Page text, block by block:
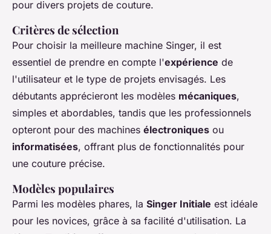
pour divers projets de couture.
Critères de sélection
Pour choisir la meilleure machine Singer, il est
essentiel de prendre en compte l'expérience de
l'utilisateur et le type de projets envisagés. Les
débutants apprécieront les modèles mécaniques,
simples et abordables, tandis que les professionnels
opteront pour des machines électroniques ou
informatisées, offrant plus de fonctionnalités pour
une couture précise.
Modèles populaires
Parmi les modèles phares, la Singer Initiale est idéale
pour les novices, grâce à sa facilité d'utilisation. La